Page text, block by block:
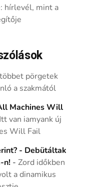
hírlevél, mint a
pörgetek
a szakmától
Machines Will
Itt van iamyank új
Will Fail
- Debütáltak
n! -Zord időkben
a dinamikus